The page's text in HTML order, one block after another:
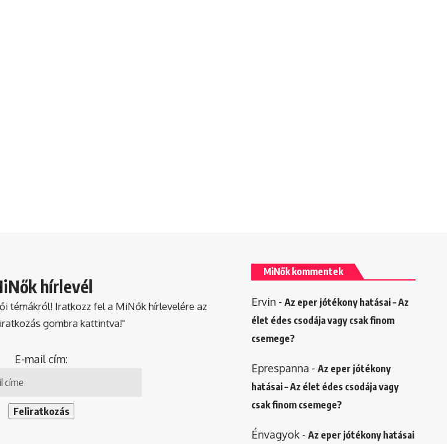
hírlevél
témákról! Iratkozz fel a MiNők hírlevelére az
gombra kattintva!"
E-mail cím:
MiNők kommentek
Ervin - Az eper jótékony hatásai – Az
élet édes csodája vagy csak finom
csemege?
Eprespanna - Az eper jótékony
hatásai – Az élet édes csodája vagy
csak finom csemege?
Énvagyok- Az eper jótékony hatásai